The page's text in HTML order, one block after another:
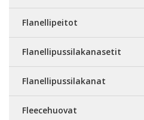
Flanellipeitot
Flanellipussilakanasetit
Flanellipussilakanat
Fleecehuovat